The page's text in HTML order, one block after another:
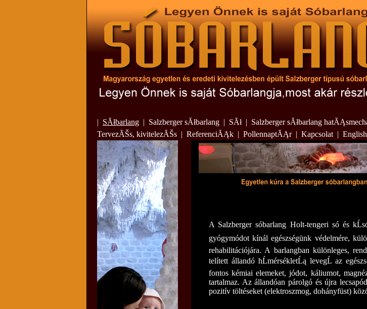
| SĂłbarlang | Salzberger sĂłbarlang | SĂł| Salzberger sĂłbarlang
TervezĂŠs, kivitelezĂŠs | ReferenciĂĄk | PollennaptĂĄr| Kapcsolat | English
A Salzberger sóbarlang Holt-tengeri só és
gyógymódot kínál egészségünk védelmére,
rehabilitációjára. A barlangban különleges,
telített állandó hĹmérsékletĹą levegĹ az
fontos kémiai elemeket, jódot, káliumot,
tartalmaz. Az állandóan párolgó és újra
pozitív töltéseket (elektroszmog, dohányfüst)